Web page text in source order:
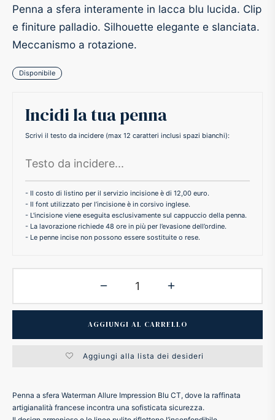
Penna a sfera interamente in lacca blu lucida. Clip
e finiture palladio. Silhouette elegante e slanciata.
Meccanismo a rotazione.
Disponibile
Incidi la tua penna
Scrivi il testo da incidere (max 12 caratteri inclusi spazi bianchi):
- Il costo di listino per il servizio incisione è di 12,00 euro.
- Il font utilizzato per l’incisione è in corsivo inglese.
- L'incisione viene eseguita esclusivamente sul cappuccio della penna.
- La lavorazione richiede 48 ore in più per l’evasione dell’ordine.
- Le penne incise non possono essere sostituite o rese.
AGGIUNGI AL CARRELLO
Aggiungi alla lista dei desideri
Penna a sfera Waterman Allure Impression Blu CT, dove la raffinata
artigianalità francese incontra una sofisticata sicurezza.
Space Pen
pressurizzato